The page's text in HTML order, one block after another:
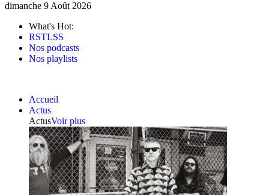
dimanche 9 Août 2026
What's Hot:
RSTLSS
Nos podcasts
Nos playlists
Accueil
Actus
ActusVoir plus